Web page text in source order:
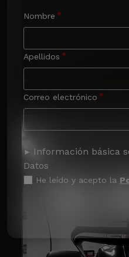
Nombre
Apellidos
Correo electrónico
Información básica
Datos
He leído y acepto la